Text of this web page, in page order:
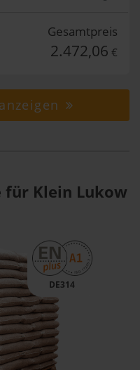
Gesamtpreis
2.472,06 €
für Klein Lukow
DE314